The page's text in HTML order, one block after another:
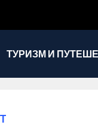
ТУРИЗМ И